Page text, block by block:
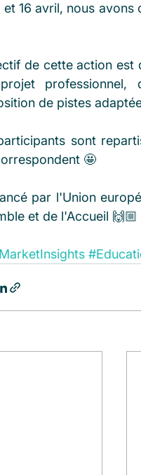
et 16 avril, nous
de cette action
professionnel,
de pistes
sont
🤩
par l'Union
et de l'Accueil 🙌🏼